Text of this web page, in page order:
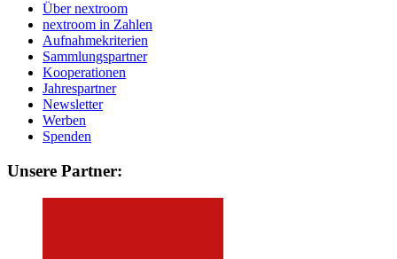
Über nextroom
nextroom in Zahlen
Aufnahmekriterien
Sammlungspartner
Kooperationen
Jahrespartner
Newsletter
Werben
Spenden
Unsere Partner: